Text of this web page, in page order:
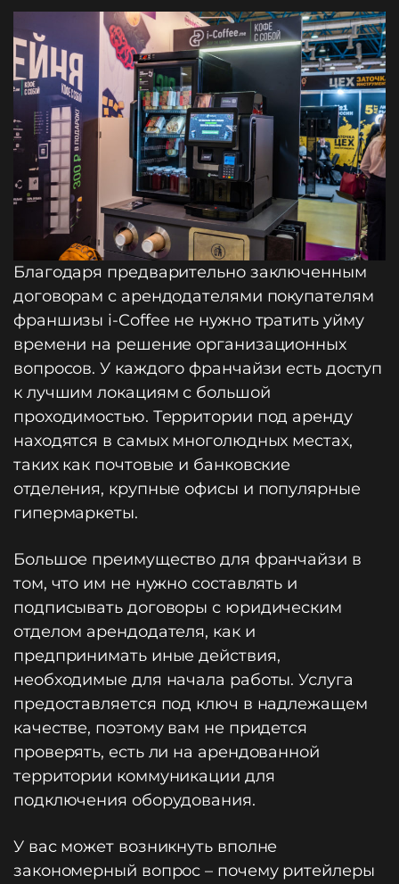
Благодаря предварительно заключенным
договорам с арендодателями покупателям
франшизы i-Coffee не нужно тратить уйму
времени на решение организационных
вопросов. У каждого франчайзи есть доступ
к лучшим локациям с большой
проходимостью. Территории под аренду
находятся в самых многолюдных местах,
таких как почтовые и банковские
отделения, крупные офисы и популярные
гипермаркеты.
Большое преимущество для франчайзи в
том, что им не нужно составлять и
подписывать договоры с юридическим
отделом арендодателя, как и
предпринимать иные действия,
необходимые для начала работы. Услуга
предоставляется под ключ в надлежащем
качестве, поэтому вам не придется
проверять, есть ли на арендованной
территории коммуникации для
подключения оборудования.
У вас может возникнуть вполне
закономерный вопрос – почему ритейлеры